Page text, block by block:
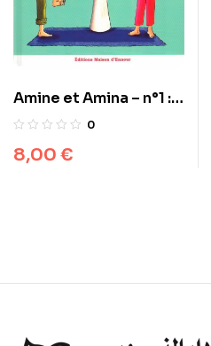
Amine et Amina – n°1 :
L’ablution 0
8,00 €